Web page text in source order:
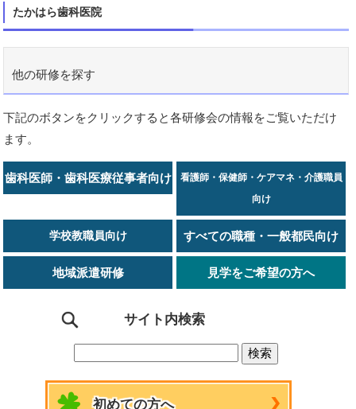
たかはら歯科医院
他の研修を探す
下記のボタンをクリックすると各研修会の情報をご覧いただけ
ます。
歯科医師・歯科医療従事者向け
看護師・保健師・ケアマネ・介護職員
向け
学校教職員向け すべての職種・一般都民向け
地域派遣研修 見学をご希望の方へ
サイト内検索
初めての方へ